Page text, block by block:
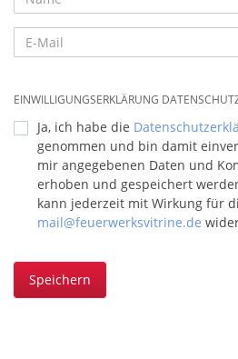
EINWILLIGUNGSERKLÄRUNG
Ja, ich habe die
genommen und bin damit
mir angegebenen Daten und
erhoben und gespeichert
kann jederzeit mit Wirkung für
mail@feuerwerksvitrine.de
Speichern